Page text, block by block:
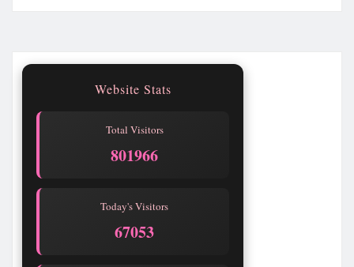
Website Stats
Total Visitors
801967
Today's Visitors
67054